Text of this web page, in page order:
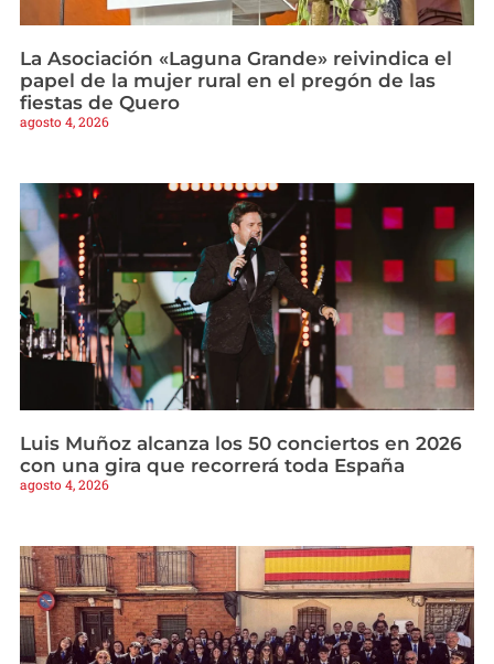
La Asociación «Laguna Grande» reivindica el
papel de la mujer rural en el pregón de las
fiestas de Quero
agosto 4, 2026
Luis Muñoz alcanza los 50 conciertos en 2026
con una gira que recorrerá toda España
agosto 4, 2026